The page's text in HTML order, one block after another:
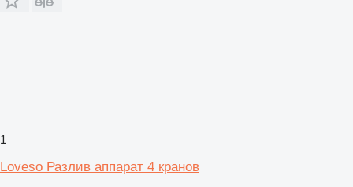
1
Loveso Разлив аппарат 4 кранов